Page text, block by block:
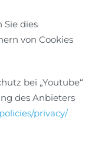
dies
von Cookies
bei „Youtube“
des Anbieters
privacy/